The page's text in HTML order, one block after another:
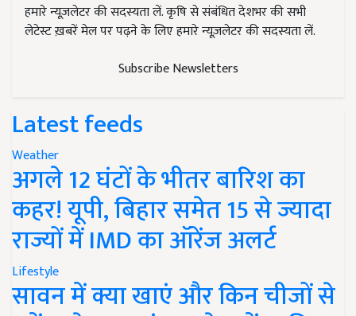
हमारे न्यूज़लेटर की सदस्यता लें. कृषि से संबंधित देशभर की सभी
लेटेस्ट ख़बरें मेल पर पढ़ने के लिए हमारे न्यूज़लेटर की सदस्यता लें.
Subscribe Newsletters
Latest feeds
Weather
अगले 12 घंटों के भीतर बारिश का
कहर! यूपी, बिहार समेत 15 से ज्यादा
राज्यों में IMD का ऑरेंज अलर्ट
Lifestyle
सावन में क्या खाएं और किन चीजों से